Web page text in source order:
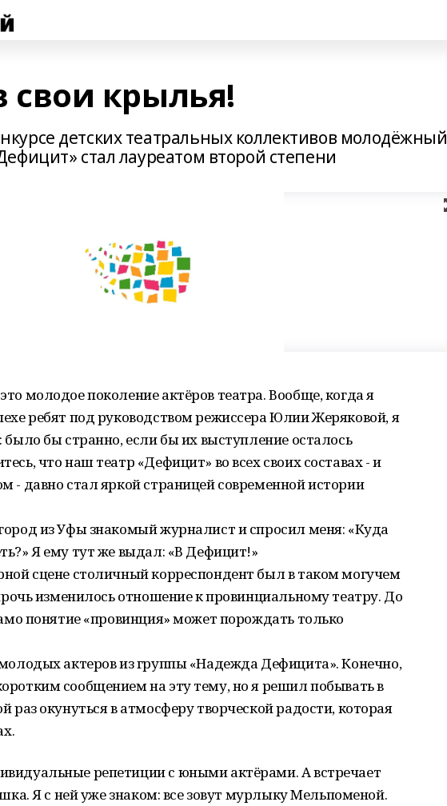
свои крылья!
детских театральных коллективов молодёжный
стал лауреатом второй степени
молодое поколение актёров театра. Вообще, когда я
ребят под руководством режиссера Юлии Жеряковой, я
было бы странно, если бы их выступление осталось
что наш театр «Дефицит» во всех своих составах - и
- давно стал яркой страницей современной истории
из Уфы знакомый журналист и спросил меня: «Куда
Я ему тут же выдал: «В Дефицит!»
сцене столичный корреспондент был в таком могучем
изменилось отношение к провинциальному театру. До
понятие «провинция» может порождать только
актеров из группы «Надежда Дефицита». Конечно,
сообщением на эту тему, но я решил побывать в
раз окунуться в атмосферу творческой радости, которая
репетиции с юными актёрами. А встречает
Я с ней уже знаком: все зовут мурлыку Мельпоменой.